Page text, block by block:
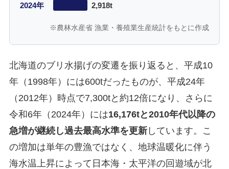
2024年
2,918t
※農林水産省 漁業・養殖業生産統計をもとに作成
北海道のブリ水揚げの変遷を振り返ると、平成10
年（1998年）には600tだったものが、平成24年
（2012年）時点で7,300tと約12倍になり、さらに
令和6年（2024年）には16,176tと2010年代以降の
急増が継続し過去最高水準を更新しています。こ
の増加は単年の豊漁ではなく、地球温暖化に伴う
海水温上昇によって日本海・太平洋の回遊域が北